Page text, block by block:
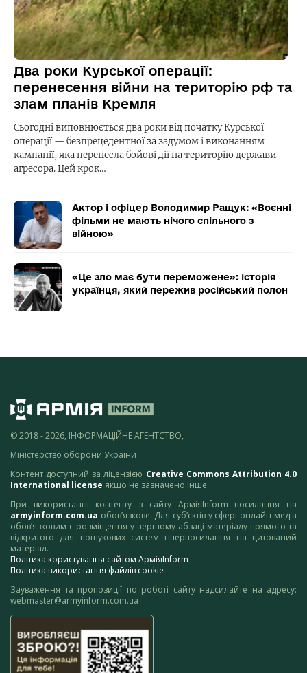
Два роки Курської операції:
перенесення війни на територію рф та
злам планів Кремля
Сьогодні виповнюється два роки від початку Курської
операції — безпрецедентної за задумом і виконанням
кампанії, яка перенесла бойові дії на територію держави-
агресора. Цей крок…
Актор і офіцер Володимир Ращук: «Воєнні
фільми не мають нічого спільного з
війною»
«Це зло має бути переможене»: історія
українця, який пережив російський полон
© 2018 - 2026, ІНФОРМАЦІЙНЕ АГЕНТСТВО,
Міністерство оборони України
Контент доступний за ліцензією Creative Commons Attribution 4.0
International license якщо не зазначено інше.
При використанні контенту з сайту АрміяInform посилання на
armyinform.com.ua обов’язкове. Для суб’єктів у сфері онлайн-медіа
обов’язковим є розміщення у першому абзаці матеріалу прямого та
відкритого для пошукових систем гіперпосилання на цитований
матеріал.
Політика користування сайтом АрміяInform
Політика використання файлів cookie
Зауваження та пропозиції по роботі сайту надсилайте на адресу:
webmaster@armyinform.com.ua